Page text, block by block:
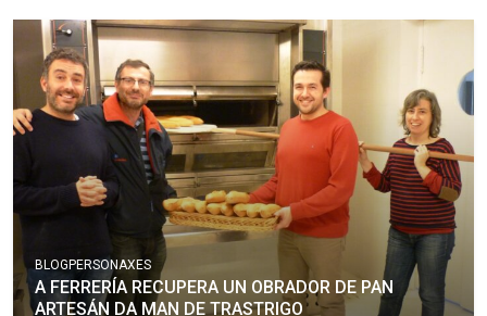
BLOG PERSONAXES
A FERRERÍA RECUPERA UN OBRADOR DE PAN
ARTESÁN DA MAN DE TRASTRIGO